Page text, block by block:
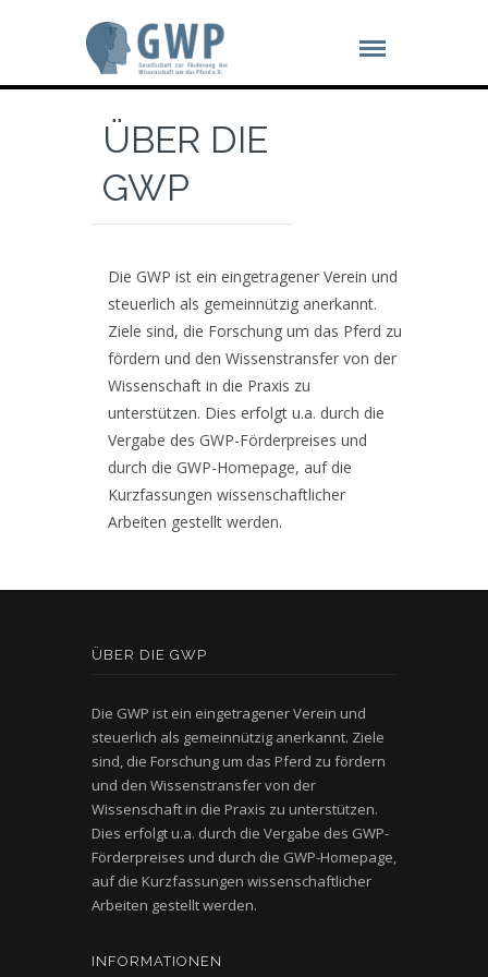
ÜBER DIE
GWP
Die GWP ist ein eingetragener Verein und
steuerlich als gemeinnützig anerkannt.
Ziele sind, die Forschung um das Pferd zu
fördern und den Wissenstransfer von der
Wissenschaft in die Praxis zu
unterstützen. Dies erfolgt u.a. durch die
Vergabe des GWP-Förderpreises und
durch die GWP-Homepage, auf die
Kurzfassungen wissenschaftlicher
Arbeiten gestellt werden.
ÜBER DIE GWP
Die GWP ist ein eingetragener Verein und
steuerlich als gemeinnützig anerkannt. Ziele
sind, die Forschung um das Pferd zu fördern
und den Wissenstransfer von der
Wissenschaft in die Praxis zu unterstützen.
Dies erfolgt u.a. durch die Vergabe des GWP-
Förderpreises und durch die GWP-Homepage,
auf die Kurzfassungen wissenschaftlicher
Arbeiten gestellt werden.
INFORMATIONEN